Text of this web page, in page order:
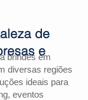
brindes em
diversas regiões
ideais para
eventos
de
e